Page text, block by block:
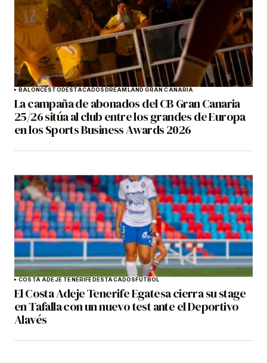
BALONCESTODESTACADOSDREAMLAND GRAN CANARIA
La campaña de abonados del CB Gran Canaria
25/26 sitúa al club entre los grandes de Europa
en los Sports Business Awards 2026
COSTA ADEJE TENERIFEDESTACADOSFÚTBOL
El Costa Adeje Tenerife Egatesa cierra su stage
en Tafalla con un nuevo test ante el Deportivo
Alavés